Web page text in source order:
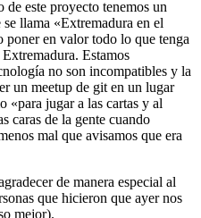
este proyecto tenemos un
llama «Extremadura en el
en valor todo lo que tenga
Estamos
no son incompatibles y la
un meetup de git en un lugar
«para jugar a las cartas y al
caras de la gente cuando
mal que avisamos que era
de manera especial al
que hicieron que ayer nos
mejor).